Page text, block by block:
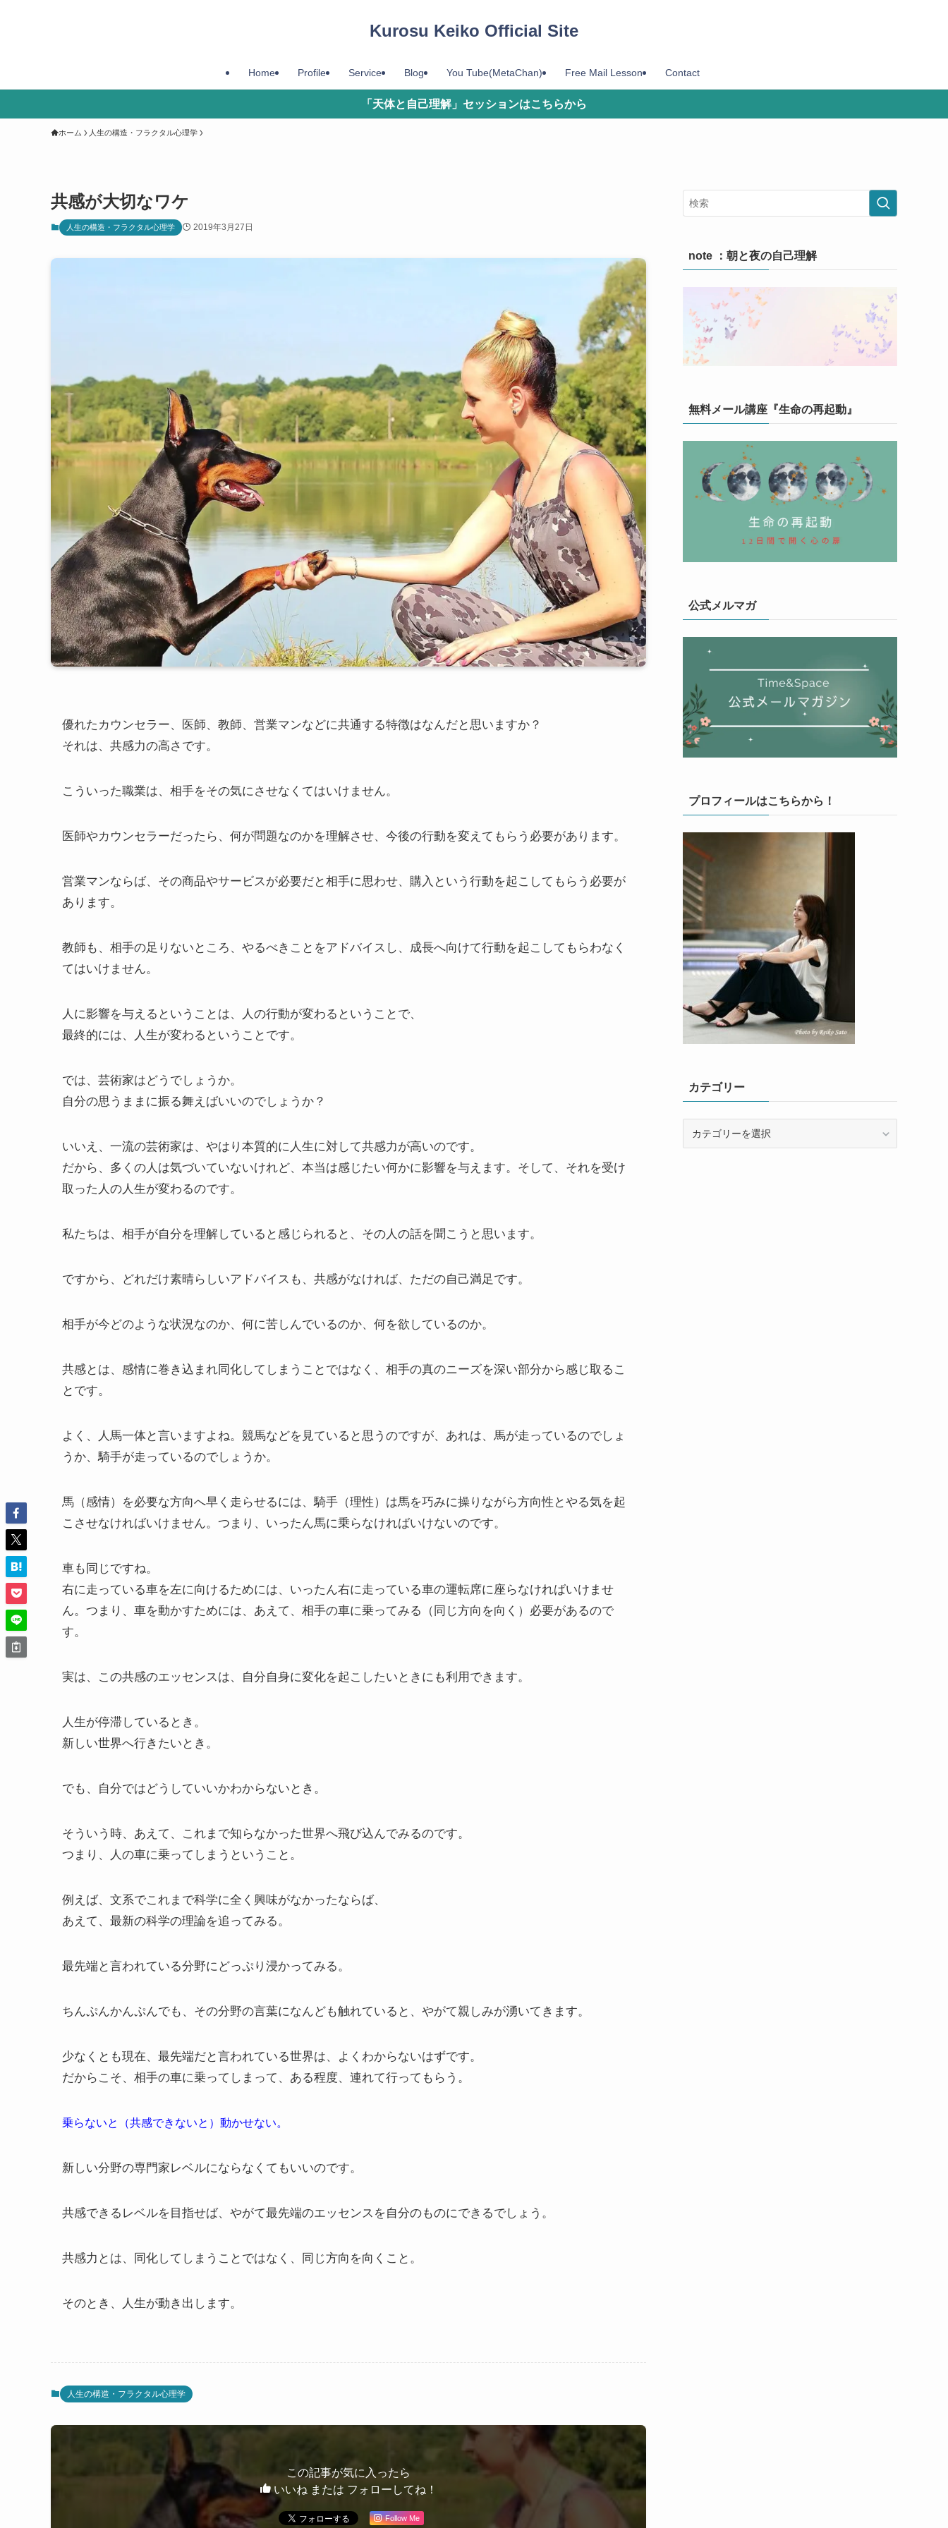
Kurosu Keiko Official Site
Home Profile Service Blog You Tube(MetaChan) Free Mail Lesson Contact
「天体と自己理解」セッションはこちらから
ホーム 人生の構造・フラクタル心理学
共感が大切なワケ
人生の構造・フラクタル心理学 2019年3月27日
優れたカウンセラー、医師、教師、営業マンなどに共通する特徴はなんだと思いますか？
それは、共感力の高さです。
こういった職業は、相手をその気にさせなくてはいけません。
医師やカウンセラーだったら、何が問題なのかを理解させ、今後の行動を変えてもらう必要があります。
営業マンならば、その商品やサービスが必要だと相手に思わせ、購入という行動を起こしてもらう必要が
あります。
教師も、相手の足りないところ、やるべきことをアドバイスし、成長へ向けて行動を起こしてもらわなく
てはいけません。
人に影響を与えるということは、人の行動が変わるということで、
最終的には、人生が変わるということです。
では、芸術家はどうでしょうか。
自分の思うままに振る舞えばいいのでしょうか？
いいえ、一流の芸術家は、やはり本質的に人生に対して共感力が高いのです。
だから、多くの人は気づいていないけれど、本当は感じたい何かに影響を与えます。そして、それを受け
取った人の人生が変わるのです。
私たちは、相手が自分を理解していると感じられると、その人の話を聞こうと思います。
ですから、どれだけ素晴らしいアドバイスも、共感がなければ、ただの自己満足です。
相手が今どのような状況なのか、何に苦しんでいるのか、何を欲しているのか。
共感とは、感情に巻き込まれ同化してしまうことではなく、相手の真のニーズを深い部分から感じ取るこ
とです。
よく、人馬一体と言いますよね。競馬などを見ていると思うのですが、あれは、馬が走っているのでしょ
うか、騎手が走っているのでしょうか。
馬（感情）を必要な方向へ早く走らせるには、騎手（理性）は馬を巧みに操りながら方向性とやる気を起
こさせなければいけません。つまり、いったん馬に乗らなければいけないのです。
車も同じですね。
右に走っている車を左に向けるためには、いったん右に走っている車の運転席に座らなければいけませ
ん。つまり、車を動かすためには、あえて、相手の車に乗ってみる（同じ方向を向く）必要があるので
す。
実は、この共感のエッセンスは、自分自身に変化を起こしたいときにも利用できます。
人生が停滞しているとき。
新しい世界へ行きたいとき。
でも、自分ではどうしていいかわからないとき。
そういう時、あえて、これまで知らなかった世界へ飛び込んでみるのです。
つまり、人の車に乗ってしまうということ。
例えば、文系でこれまで科学に全く興味がなかったならば、
あえて、最新の科学の理論を追ってみる。
最先端と言われている分野にどっぷり浸かってみる。
ちんぷんかんぷんでも、その分野の言葉になんども触れていると、やがて親しみが湧いてきます。
少なくとも現在、最先端だと言われている世界は、よくわからないはずです。
だからこそ、相手の車に乗ってしまって、ある程度、連れて行ってもらう。
乗らないと（共感できないと）動かせない。
新しい分野の専門家レベルにならなくてもいいのです。
共感できるレベルを目指せば、やがて最先端のエッセンスを自分のものにできるでしょう。
共感力とは、同化してしまうことではなく、同じ方向を向くこと。
そのとき、人生が動き出します。
人生の構造・フラクタル心理学
この記事が気に入ったら
いいね または フォローしてね！
Follow Me
note ：朝と夜の自己理解
無料メール講座『生命の再起動』
公式メルマガ
プロフィールはこちらから！
カテゴリー